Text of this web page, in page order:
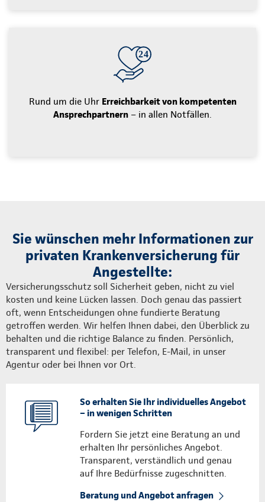
Rund um die Uhr Erreichbarkeit von kompetenten
Ansprechpartnern – in allen Notfällen.
Sie wünschen mehr Informationen zur
privaten Krankenversicherung für
Angestellte:
Versicherungsschutz soll Sicherheit geben, nicht zu viel
kosten und keine Lücken lassen. Doch genau das passiert
oft, wenn Entscheidungen ohne fundierte Beratung
getroffen werden. Wir helfen Ihnen dabei, den Überblick zu
behalten und die richtige Balance zu finden. Persönlich,
transparent und flexibel: per Telefon, E-Mail, in unser
Agentur oder bei Ihnen vor Ort.
So erhalten Sie Ihr individuelles Angebot
– in wenigen Schritten
Fordern Sie jetzt eine Beratung an und
erhalten Ihr persönliches Angebot.
Transparent, verständlich und genau
auf Ihre Bedürfnisse zugeschnitten.
Beratung und Angebot anfragen